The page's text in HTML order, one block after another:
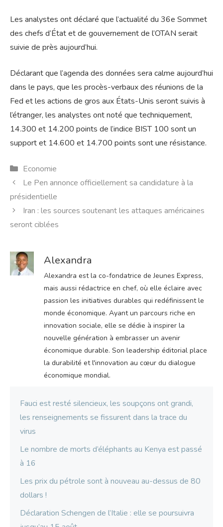
Les analystes ont déclaré que l’actualité du 36e Sommet
des chefs d’État et de gouvernement de l’OTAN serait
suivie de près aujourd’hui.
Déclarant que l’agenda des données sera calme aujourd’hui
dans le pays, que les procès-verbaux des réunions de la
Fed et les actions de gros aux États-Unis seront suivis à
l’étranger, les analystes ont noté que techniquement,
14.300 et 14.200 points de l’indice BIST 100 sont un
support et 14.600 et 14.700 points sont une résistance.
Catégories
Economie
Le Pen annonce officiellement sa candidature à la
présidentielle
Iran : les sources soutenant les attaques américaines
seront ciblées
Alexandra
Alexandra est la co-fondatrice de Jeunes Express,
mais aussi rédactrice en chef, où elle éclaire avec
passion les initiatives durables qui redéfinissent le
monde économique. Ayant un parcours riche en
innovation sociale, elle se dédie à inspirer la
nouvelle génération à embrasser un avenir
économique durable. Son leadership éditorial place
la durabilité et l'innovation au cœur du dialogue
économique mondial.
Fauci est resté silencieux, les soupçons ont grandi,
les renseignements se fissurent dans la trace du
virus
Le nombre de morts d’éléphants au Kenya est passé
à 16
Les prix du pétrole sont à nouveau au-dessus de 80
dollars !
Déclaration Schengen de l’Italie : elle se poursuivra